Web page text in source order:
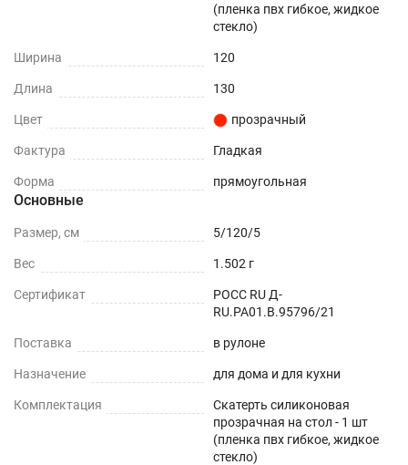
ПОДХОДИТ ДЛЯ ЛЮБОГО ИНТЕРЬЕРА
Можно устанавливать на любые плоские
поверхности - дерево, стекло, пластик, мрамор,
гранит, металл и текстиль.
ОБЕДЕННЫЙ СТОЛ
СТОЛЕШНИЦЫ
РАБОЧИЙ СТОЛ
ДЕТСКИЙ СТОЛ
ПОДГОТОВКА К ИСПОЛЬЗОВАНИЮ
на текстурированном столе или скатерти
(пленка пвх гибкое, жидкое
стекло)
Ширина 120
Длина 130
Цвет прозрачный
Фактура Гладкая
Форма прямоугольная
Основные
Размер, см 5/120/5
Вес 1.502 г
Сертификат
РОСС RU Д-
RU.РА01.В.95796/21
Поставка в рулоне
Назначение для дома и для кухни
Комплектация
Скатерть силиконовая
прозрачная на стол - 1 шт
(пленка пвх гибкое, жидкое
стекло)